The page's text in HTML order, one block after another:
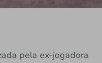
pela ex-jogadora